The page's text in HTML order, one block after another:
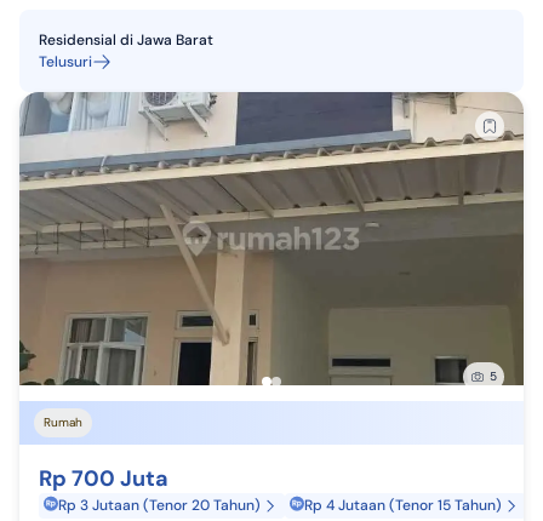
Residensial diJawa Barat
Telusuri
5
Rumah
Rp 700 Juta
Rp 3 Jutaan (Tenor 20 Tahun) Rp 4 Jutaan (Tenor 15 Tahun)